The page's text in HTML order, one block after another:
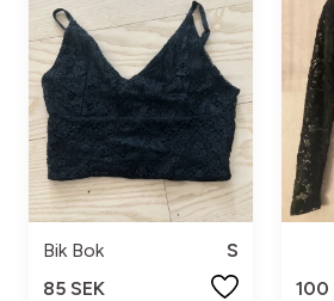
Bik Bok
S
85 SEK
100